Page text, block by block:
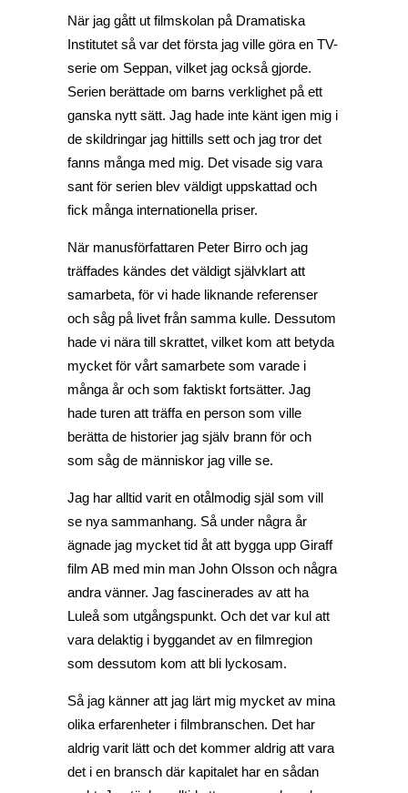
När jag gått ut filmskolan på Dramatiska
Institutet så var det första jag ville göra en TV-
serie om Seppan, vilket jag också gjorde.
Serien berättade om barns verklighet på ett
ganska nytt sätt. Jag hade inte känt igen mig i
de skildringar jag hittills sett och jag tror det
fanns många med mig. Det visade sig vara
sant för serien blev väldigt uppskattad och
fick många internationella priser.
När manusförfattaren Peter Birro och jag
träffades kändes det väldigt självklart att
samarbeta, för vi hade liknande referenser
och såg på livet från samma kulle. Dessutom
hade vi nära till skrattet, vilket kom att betyda
mycket för vårt samarbete som varade i
många år och som faktiskt fortsätter. Jag
hade turen att träffa en person som ville
berätta de historier jag själv brann för och
som såg de människor jag ville se.
Jag har alltid varit en otålmodig själ som vill
se nya sammanhang. Så under några år
ägnade jag mycket tid åt att bygga upp Giraff
film AB med min man John Olsson och några
andra vänner. Jag fascinerades av att ha
Luleå som utgångspunkt. Och det var kul att
vara delaktig i byggandet av en filmregion
som dessutom kom att bli lyckosam.
Så jag känner att jag lärt mig mycket av mina
olika erfarenheter i filmbranschen. Det har
aldrig varit lätt och det kommer aldrig att vara
det i en bransch där kapitalet har en sådan